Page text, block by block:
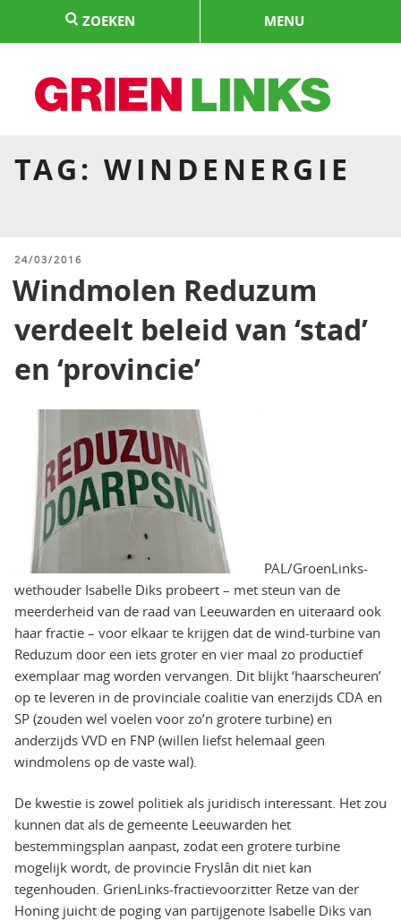
springen
ZOEKEN MENU
TAG:WINDENERGIE
GEPLAATST
24/03/2016
Windmolen Reduzum
verdeelt beleid van ‘stad’
en ‘provincie’
PAL/GroenLinks-
wethouder Isabelle Diks probeert – met steun van de
meerderheid van de raad van Leeuwarden en uiteraard ook
haar fractie – voor elkaar te krijgen dat de wind-turbine van
Reduzum door een iets groter en vier maal zo productief
exemplaar mag worden vervangen. Dit blijkt ‘haarscheuren’
op te leveren in de provinciale coalitie van enerzijds CDA en
SP (zouden wel voelen voor zo’n grotere turbine) en
anderzijds VVD en FNP (willen liefst helemaal geen
windmolens op de vaste wal).
De kwestie is zowel politiek als juridisch interessant. Het zou
kunnen dat als de gemeente Leeuwarden het
bestemmingsplan aanpast, zodat een grotere turbine
mogelijk wordt, de provincie Fryslân dit niet kan
tegenhouden. GrienLinks-fractievoorzitter Retze van der
Honing juicht de poging van partijgenote Isabelle Diks van